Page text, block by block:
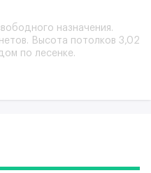
назначения.
Высота потолков 3,02
по лесенке.
Арендаторам по
м.м на наземной парковке.